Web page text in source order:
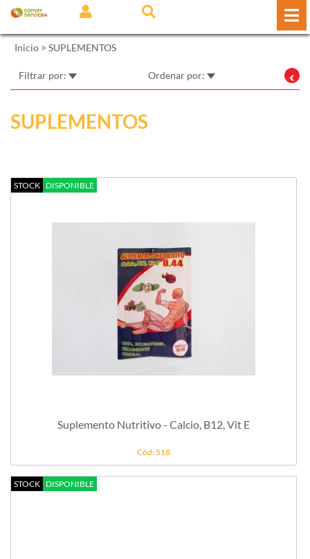
Inicio > SUPLEMENTOS
Filtrar por: Ordenar por:
SUPLEMENTOS
STOCK DISPONIBLE
Suplemento Nutritivo - Calcio, B12, Vit E
Cód: 518
STOCK DISPONIBLE